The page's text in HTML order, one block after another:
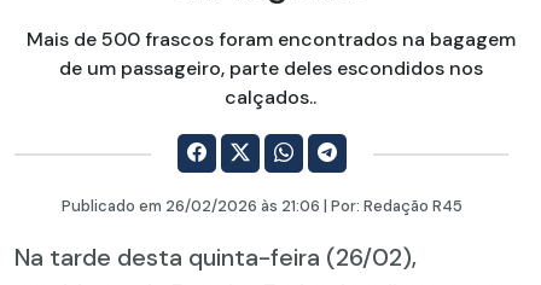
Mais de 500 frascos foram encontrados na bagagem
de um passageiro, parte deles escondidos nos
calçados..
Publicado em 26/02/2026 às 21:06 | Por: Redação R45
Na tarde desta quinta-feira (26/02),